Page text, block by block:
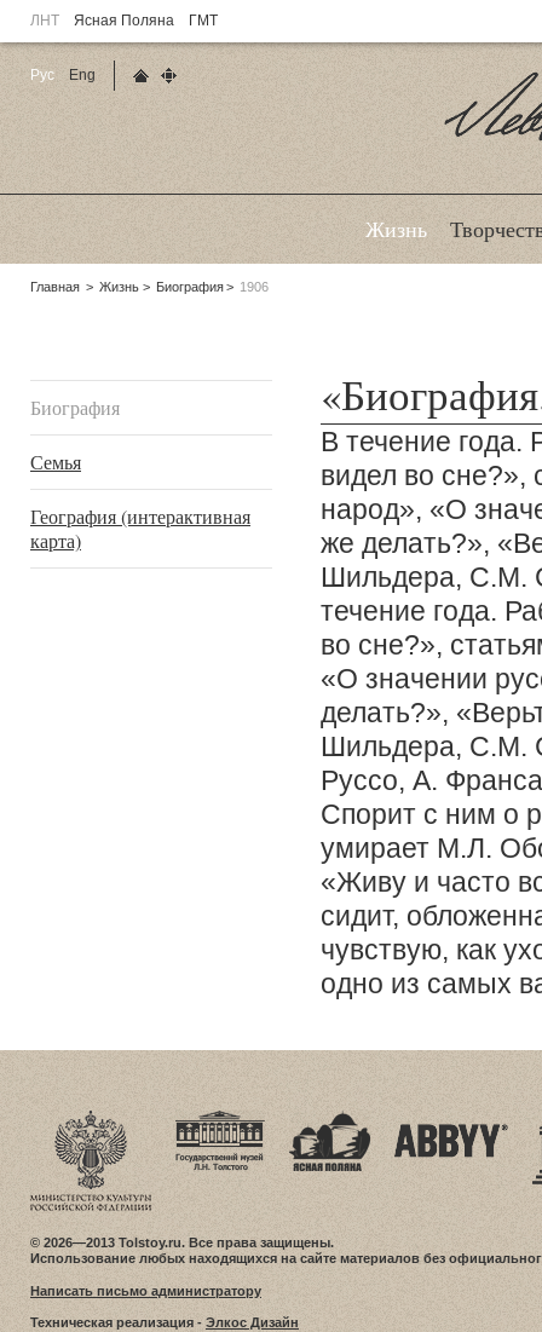
ЛНТ Ясная Поляна ГМТ
Жизнь
Родительские
Главная Жизнь Биография 1906
Биография
Семья
География (интерактивная
карта)
В течение года.
видел во сне?»,
народ», «О
же делать?»,
Шильдера, С.М.
течение года.
во сне?»,
«О значении
делать?»,
Шильдера, С.М.
Руссо, А.
Спорит с ним о
умирает М.Л.
«Живу и часто
сидит,
чувствую, как
одно из самых
Рус
Eng
© 2026—2013 Tolstoy.ru. Все права защищены.
Использование любых находящихся на сайте материалов без
Написать письмо администратору
Техническая реализация - Элкос Дизайн